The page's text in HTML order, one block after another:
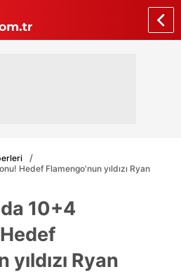
Hedef Flamengo'nun yıldızı Ryan
10+4
Ryan